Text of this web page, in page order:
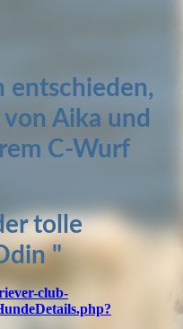
entschieden,
Aika und
C-Wurf
tolle
din"
club-